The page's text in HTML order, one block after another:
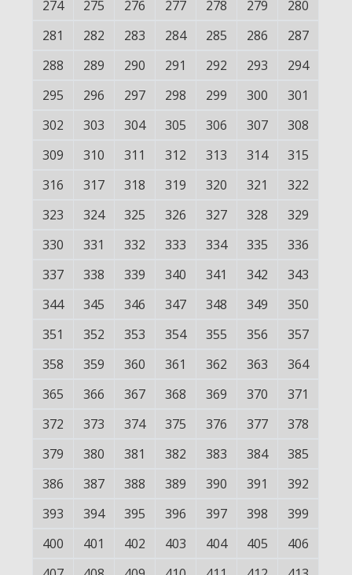
274
275 276 277 278 279
280
281
282 283 284 285 286
287
288
289 290 291 292 293
294
295
296 297 298 299 300
301
302
303 304 305 306 307
308
309
310 311 312 313 314
315
316
317 318 319 320 321
322
323
324 325 326 327 328
329
330
331 332 333 334 335
336
337
338 339 340 341 342
343
344
345 346 347 348 349
350
351
352 353 354 355 356
357
358
359 360 361 362 363
364
365
366 367 368 369 370
371
372
373 374 375 376 377
378
379
380 381 382 383 384
385
386
387 388 389 390 391
392
393
394 395 396 397 398
399
400
401 402 403 404 405
406